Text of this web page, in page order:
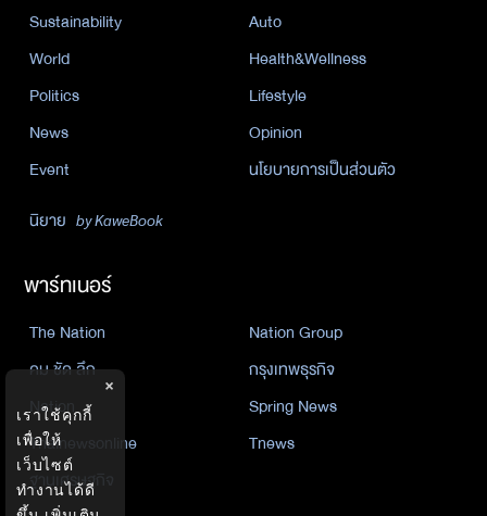
Sustainability
Auto
World
Health&Wellness
Politics
Lifestyle
News
Opinion
Event
นโยบายการเป็นส่วนตัว
นิยาย by KaweBook
พาร์ทเนอร์
The Nation
Nation Group
คม ชัด ลึก
กรุงเทพธุรกิจ
Nation
Spring News
Thainewsonline
Tnews
ฐานเศรษฐกิจ
×
เราใช้คุกกี้
เพื่อให้
เว็บไซต์
ทำงานได้ดี